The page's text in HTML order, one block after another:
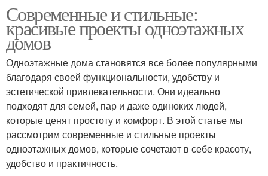
Современные и стильные:
красивые проекты одноэтажных
домов
Одноэтажные дома становятся все более популярными
благодаря своей функциональности, удобству и
эстетической привлекательности. Они идеально
подходят для семей, пар и даже одиноких людей,
которые ценят простоту и комфорт. В этой статье мы
рассмотрим современные и стильные проекты
одноэтажных домов, которые сочетают в себе красоту,
удобство и практичность.